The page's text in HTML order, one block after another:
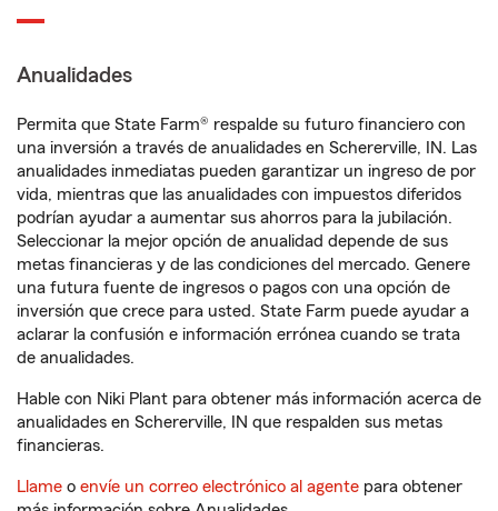
Anualidades
Permita que State Farm® respalde su futuro financiero con
una inversión a través de anualidades en Schererville, IN. Las
anualidades inmediatas pueden garantizar un ingreso de por
vida, mientras que las anualidades con impuestos diferidos
podrían ayudar a aumentar sus ahorros para la jubilación.
Seleccionar la mejor opción de anualidad depende de sus
metas financieras y de las condiciones del mercado. Genere
una futura fuente de ingresos o pagos con una opción de
inversión que crece para usted. State Farm puede ayudar a
aclarar la confusión e información errónea cuando se trata
de anualidades.
Hable con Niki Plant para obtener más información acerca de
anualidades en Schererville, IN que respalden sus metas
financieras.
Llame o envíe un correo electrónico al agente para obtener